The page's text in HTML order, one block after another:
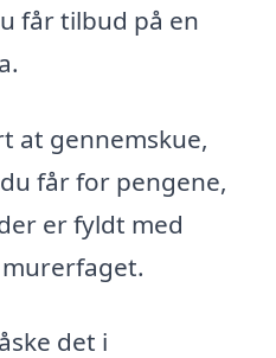
får tilbud på en
at gennemskue,
får for pengene,
er fyldt med
det i